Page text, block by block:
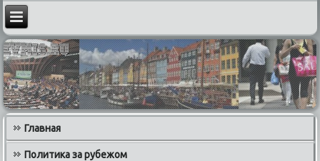
Главная
Политика за рубежом